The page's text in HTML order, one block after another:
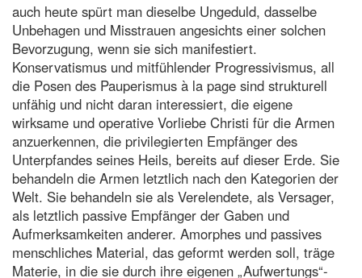
auch heute spürt man dieselbe Ungeduld, dasselbe
Unbehagen und Misstrauen angesichts einer solchen
Bevorzugung, wenn sie sich manifestiert.
Konservatismus und mitfühlender Progressivismus, all
die Posen des Pauperismus à la page sind strukturell
unfähig und nicht daran interessiert, die eigene
wirksame und operative Vorliebe Christi für die Armen
anzuerkennen, die privilegierten Empfänger des
Unterpfandes seines Heils, bereits auf dieser Erde. Sie
behandeln die Armen letztlich nach den Kategorien der
Welt. Sie behandeln sie als Verelendete, als Versager,
als letztlich passive Empfänger der Gaben und
Aufmerksamkeiten anderer. Amorphes und passives
menschliches Material, das geformt werden soll, träge
Materie, in die sie durch ihre eigenen „Aufwertungs“-